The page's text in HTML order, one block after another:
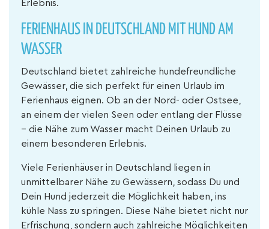
Erlebnis.
FERIENHAUS IN DEUTSCHLAND MIT HUND AM
WASSER
Deutschland bietet zahlreiche hundefreundliche
Gewässer, die sich perfekt für einen Urlaub im
Ferienhaus eignen. Ob an der Nord- oder Ostsee,
an einem der vielen Seen oder entlang der Flüsse
– die Nähe zum Wasser macht Deinen Urlaub zu
einem besonderen Erlebnis.
Viele Ferienhäuser in Deutschland liegen in
unmittelbarer Nähe zu Gewässern, sodass Du und
Dein Hund jederzeit die Möglichkeit haben, ins
kühle Nass zu springen. Diese Nähe bietet nicht nur
Erfrischung, sondern auch zahlreiche Möglichkeiten